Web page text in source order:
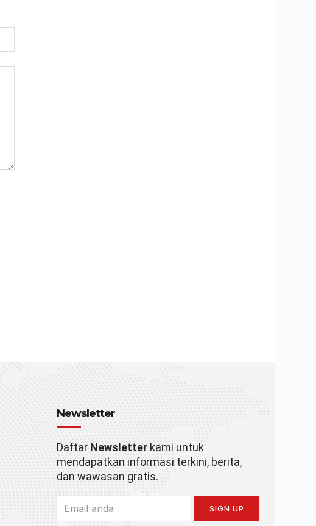
Newsletter
Daftar Newsletterkami untuk
mendapatkan informasi terkini, berita,
dan wawasan gratis.
SIGN UP